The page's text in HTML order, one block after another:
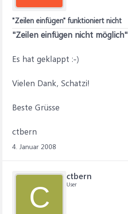
"Zeilen einfügen" funktioniert nicht
"Zeilen einfügen nicht möglich"
Es hat geklappt :-)
Vielen Dank, Schatzi!
Beste Grüsse
ctbern
4. Januar 2008
C
ctbern
User